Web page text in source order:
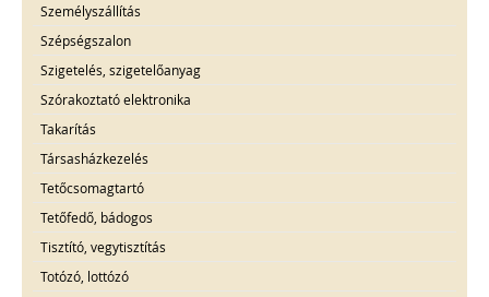
Személyszállítás
Szépségszalon
Szigetelés, szigetelőanyag
Szórakoztató elektronika
Takarítás
Társasházkezelés
Tetőcsomagtartó
Tetőfedő, bádogos
Tisztító, vegytisztítás
Totózó, lottózó